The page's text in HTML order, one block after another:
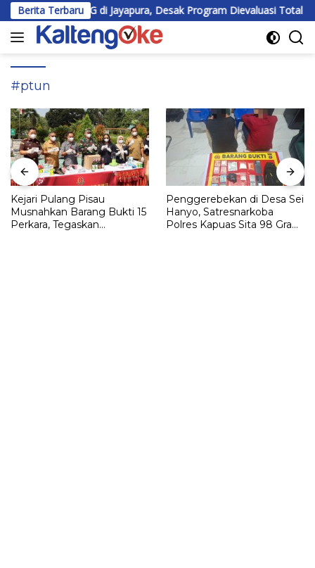
Langsung
ke
konten
Berita Terbaru
MBG di Jayapura, Desak Program Dievaluasi Total BEM
#ptun
Kejari Pulang Pisau
Musnahkan Barang Bukti 15
Perkara, Tegaskan
Penggerebekan di Desa Sei
Hanyo, Satresnarkoba
Polres Kapuas Sita 98 Gram